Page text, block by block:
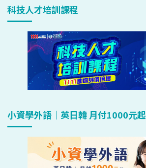
科技人才培訓課程
小資學外語｜英日韓 月付1000元起